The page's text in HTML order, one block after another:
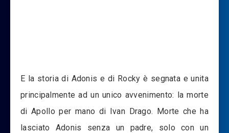
E la storia di Adonis e di Rocky è segnata e unita
principalmente ad un unico avvenimento: la morte
di Apollo per mano di Ivan Drago. Morte che ha
lasciato Adonis senza un padre, solo con un